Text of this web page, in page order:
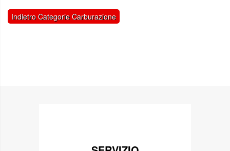
Indietro Categorie Carburazione